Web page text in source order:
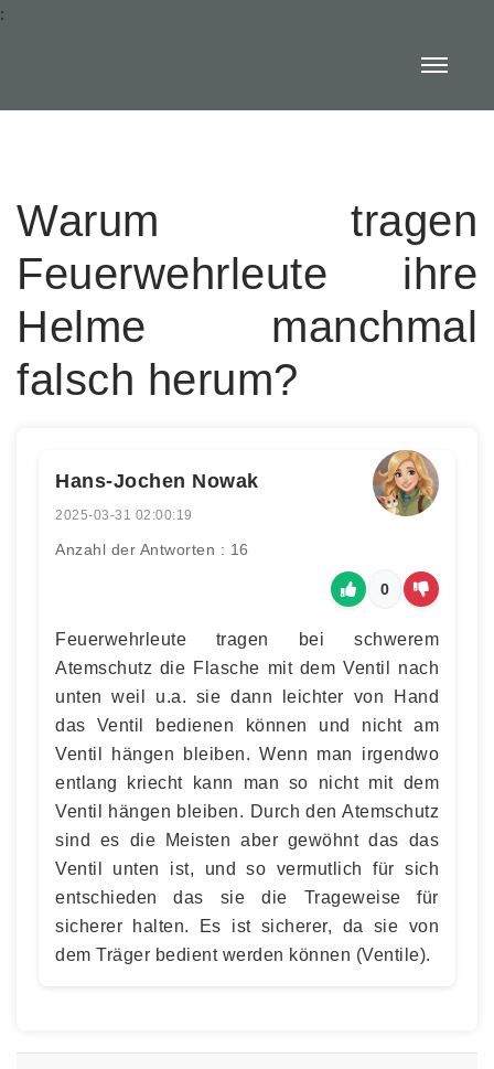
:
Warum tragen
Feuerwehrleute ihre
Helme manchmal
falsch herum?
Hans-Jochen Nowak
2025-03-31 02:00:19
Anzahl der Antworten : 16
0
Feuerwehrleute tragen bei schwerem
Atemschutz die Flasche mit dem Ventil nach
unten weil u.a. sie dann leichter von Hand
das Ventil bedienen können und nicht am
Ventil hängen bleiben. Wenn man irgendwo
entlang kriecht kann man so nicht mit dem
Ventil hängen bleiben. Durch den Atemschutz
sind es die Meisten aber gewöhnt das das
Ventil unten ist, und so vermutlich für sich
entschieden das sie die Trageweise für
sicherer halten. Es ist sicherer, da sie von
dem Träger bedient werden können (Ventile).